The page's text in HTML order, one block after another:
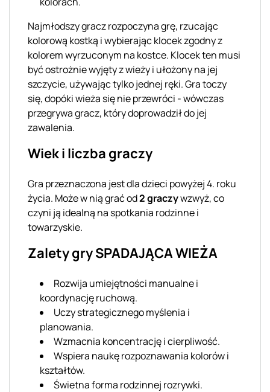
Najmłodszy gracz rozpoczyna grę, rzucając
kolorową kostką i wybierając klocek zgodny z
kolorem wyrzuconym na kostce. Klocek ten musi
być ostrożnie wyjęty z wieży i ułożony na jej
szczycie, używając tylko jednej ręki. Gra toczy
się, dopóki wieża się nie przewróci - wówczas
przegrywa gracz, który doprowadził do jej
zawalenia.
Wiek i liczba graczy
Gra przeznaczona jest dla dzieci powyżej 4. roku
życia. Może w nią grać od2 graczywzwyż, co
czyni ją idealną na spotkania rodzinne i
towarzyskie.
Zalety gry SPADAJĄCA WIEŻA
Rozwija umiejętności manualne i
koordynację ruchową.
Uczy strategicznego myślenia i
planowania.
Wzmacnia koncentrację i cierpliwość.
Wspiera naukę rozpoznawania kolorów i
kształtów.
Świetna forma rodzinnej rozrywki.